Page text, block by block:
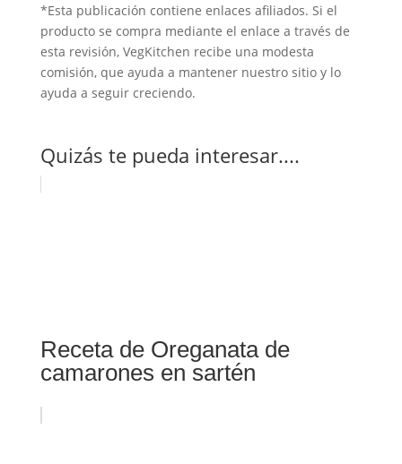
*Esta publicación contiene enlaces afiliados. Si el
producto se compra mediante el enlace a través de
esta revisión, VegKitchen recibe una modesta
comisión, que ayuda a mantener nuestro sitio y lo
ayuda a seguir creciendo.
Quizás te pueda interesar....
Receta de Oreganata de
camarones en sartén